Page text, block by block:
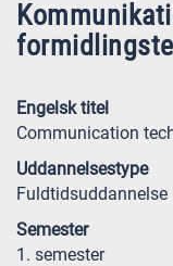
Engelsk titel
Communication
Uddannelsestype
Fuldtidsuddannelse
Semester
1. semester